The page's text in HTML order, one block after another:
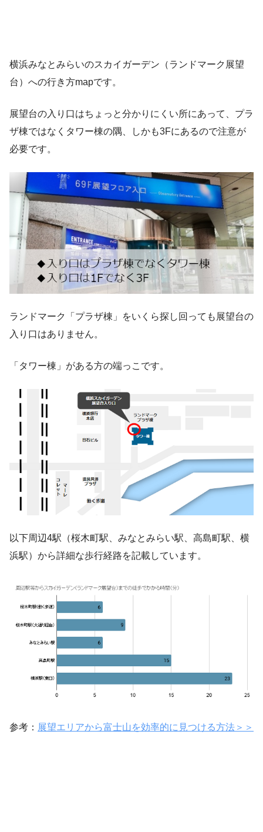
横浜みなとみらいのスカイガーデン（ランドマーク展望
台）への行き方mapです。
展望台の入り口はちょっと分かりにくい所にあって、プラ
ザ棟ではなくタワー棟の隅、しかも3Fにあるので注意が
必要です。
ランドマーク「プラザ棟」をいくら探し回っても展望台の
入り口はありません。
「タワー棟」がある方の端っこです。
以下周辺4駅（桜木町駅、みなとみらい駅、高島町駅、横
浜駅）から詳細な歩行経路を記載しています。
参考： 展望エリアから富士山を効率的に見つける方法＞＞